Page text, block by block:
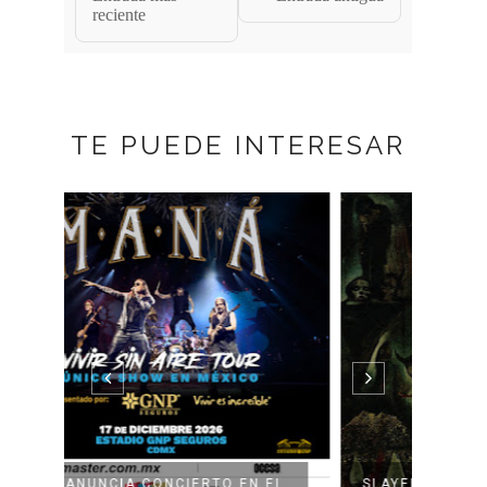
reciente
TE PUEDE INTERESAR